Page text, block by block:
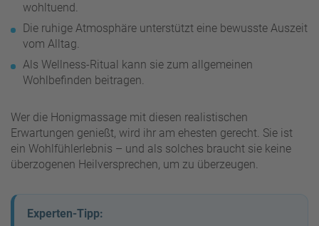
wohltuend.
Die ruhige Atmosphäre unterstützt eine bewusste Auszeit
vom Alltag.
Als Wellness-Ritual kann sie zum allgemeinen
Wohlbefinden beitragen.
Wer die Honigmassage mit diesen realistischen
Erwartungen genießt, wird ihr am ehesten gerecht. Sie ist
ein Wohlfühlerlebnis – und als solches braucht sie keine
überzogenen Heilversprechen, um zu überzeugen.
Experten-Tipp: